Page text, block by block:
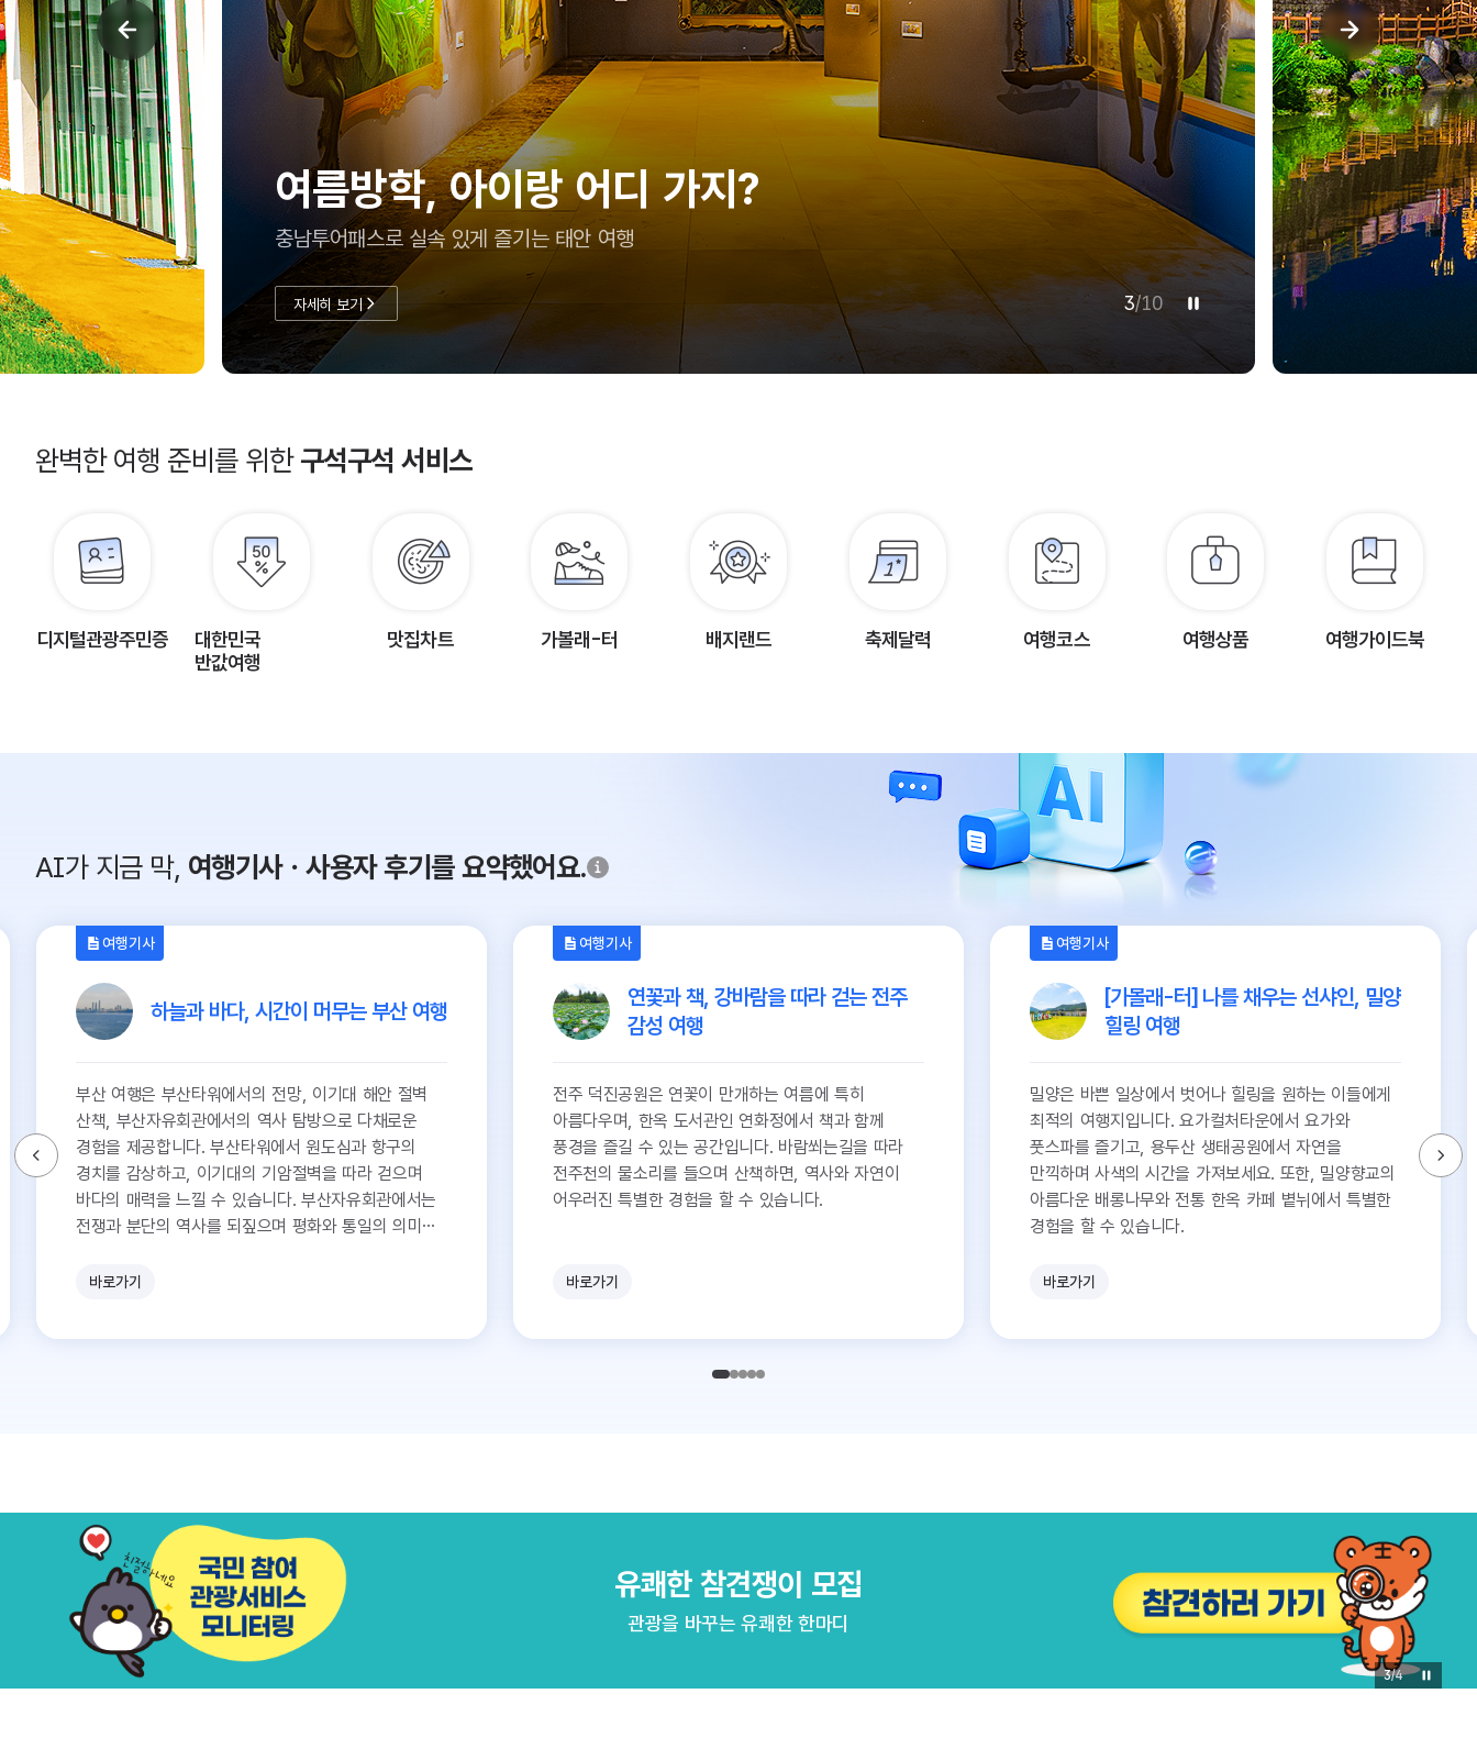
여름방학, 아이랑 어디 가지?
충남투어패스로 실속 있게 즐기는 태안 여행
자세히 보기 3/10
완벽한 여행 준비를 위한구석구석 서비스
디지털관광주민증
대한민국
반값여행
맛집차트 가볼래-터 배지랜드 축제달력 여행코스 여행상품 여행가이드북
AI가 지금 막, 여행기사ㆍ사용자 후기를 요약했어요.
여행기사
하늘과 바다, 시간이 머무는 부산 여행
부산 여행은 부산타워에서의 전망, 이기대 해안 절벽
산책, 부산자유회관에서의 역사 탐방으로 다채로운
경험을 제공합니다. 부산타워에서 원도심과 항구의
경치를 감상하고, 이기대의 기암절벽을 따라 걷으며
바다의 매력을 느낄 수 있습니다. 부산자유회관에서는
전쟁과 분단의 역사를 되짚으며 평화와 통일의 의미를
바로가기
여행기사
연꽃과 책, 강바람을 따라 걷는 전주
감성 여행
전주 덕진공원은 연꽃이 만개하는 여름에 특히
아름다우며, 한옥 도서관인 연화정에서 책과 함께
풍경을 즐길 수 있는 공간입니다. 바람쐬는길을 따라
전주천의 물소리를 들으며 산책하면, 역사와 자연이
어우러진 특별한 경험을 할 수 있습니다.
바로가기
여행기사
[가볼래-터] 나를 채우는 선샤인, 밀양
힐링 여행
밀양은 바쁜 일상에서 벗어나 힐링을 원하는 이들에게
최적의 여행지입니다. 요가컬처타운에서 요가와
풋스파를 즐기고, 용두산 생태공원에서 자연을
만끽하며 사색의 시간을 가져보세요. 또한, 밀양향교의
아름다운 배롱나무와 전통 한옥 카페 볕뉘에서 특별한
경험을 할 수 있습니다.
바로가기
20tvN 즐거움 바캉스 x 한국관광공사
tvN이 선정한 20개 드라마 & 예능 촬영지로 떠나는 여름 바캉스
보자 & 가보자 미션 인증하면 푸짐한 선물을 드립니다!
4/4